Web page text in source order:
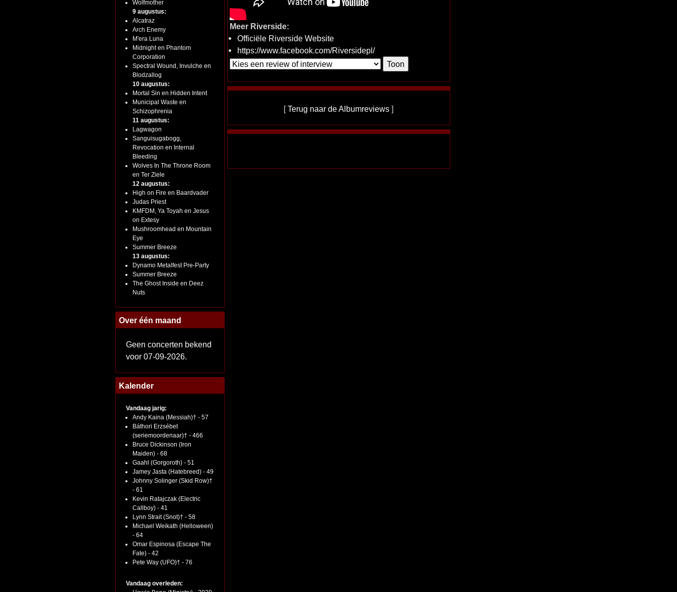
Wolfmother
9 augustus:
Alcatraz
Arch Enemy
M'era Luna
Midnight en Phantom
Corporation
Spectral Wound, Invulche en
Blodzallog
10 augustus:
Mortal Sin en Hidden Intent
Municipal Waste en
Schizophrenia
11 augustus:
Lagwagon
Sanguisugabogg,
Revocation en Internal
Bleeding
Wolves In The Throne Room
en Ter Ziele
12 augustus:
High on Fire en Baardvader
Judas Priest
KMFDM, Ya Toyah en Jesus
on Extesy
Mushroomhead en Mountain
Eye
Summer Breeze
13 augustus:
Dynamo Metalfest Pre-Party
Summer Breeze
The Ghost Inside en Deez
Nuts
Over één maand
Geen concerten bekend
voor 07-09-2026.
Kalender
Vandaag jarig:
Andy Kaina (Messiah)† - 57
Báthori Erzsébet
(seriemoordenaar)† - 466
Bruce Dickinson (Iron
Maiden) - 68
Gaahl (Gorgoroth) - 51
Jamey Jasta (Hatebreed) - 49
Johnny Solinger (Skid Row)†
- 61
Kevin Ratajczak (Electric
Callboy) - 41
Lynn Strait (Snot)† - 58
Michael Weikath (Helloween)
- 64
Omar Espinosa (Escape The
Fate) - 42
Pete Way (UFO)† - 76
Vandaag overleden:
Meer Riverside:
Officiële Riverside Website
https://www.facebook.com/Riversidepl/
[Terug naar de Albumreviews ]